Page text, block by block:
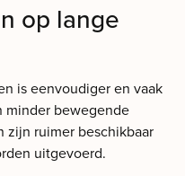
op lange
is eenvoudiger en vaak
minder bewegende
zijn ruimer beschikbaar
uitgevoerd.